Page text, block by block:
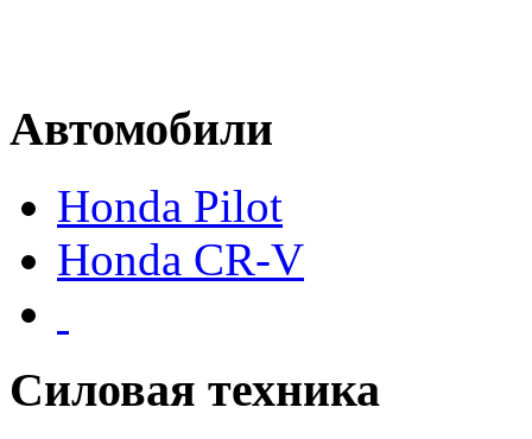
Автомобили
Honda Pilot
Honda CR-V
Силовая техника